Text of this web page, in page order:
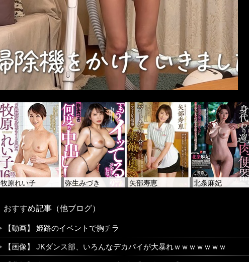
牧原れい子 弥生みづき 矢部寿恵 北条麻妃
おすすめ記事（他ブログ）
【動画】 姫路のイベントで胸チラ
【画像】 JKダンス部、いろんなデカパイが大暴れｗｗｗｗｗｗｗ